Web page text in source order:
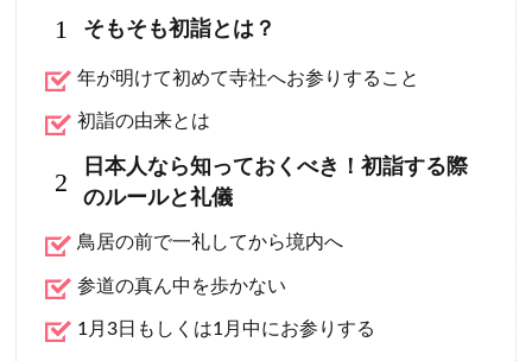
1 そもそも初詣とは？
年が明けて初めて寺社へお参りすること
初詣の由来とは
2
日本人なら知っておくべき！初詣する際
のルールと礼儀
鳥居の前で一礼してから境内へ
参道の真ん中を歩かない
1月3日もしくは1月中にお参りする